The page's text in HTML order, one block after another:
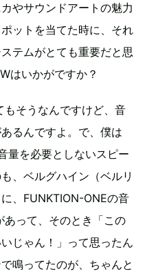
やサウンドアートの魅力
ットを当てた時に、それ
テムがとても重要だと思
はいかがですか？
もそうなんですけど、音
るんですよ。で、僕は
量を必要としないスピー
、ベルグハイン（ベルリ
、FUNKTION-ONEの音
って、そのとき「この
じゃん！」って思ったん
鳴ってたのが、ちゃんと